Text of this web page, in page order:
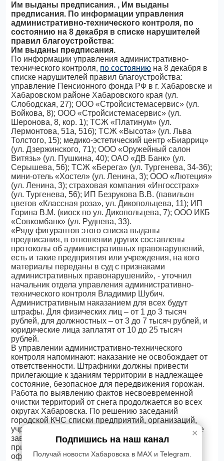
Им выданы предписания. , Им выданы
предписания. По информации управления
административно-технического контроля, по
состоянию на 8 декабря в списке нарушителей
правил благоустройства:
Им выданы предписания.
По информации управления административно-
технического контроля, по состоянию на 8 декабря в
списке нарушителей правил благоустройства:
управление Пенсионного фонда РФ в г. Хабаровске и
Хабаровском районе Хабаровского края (ул.
Слободская, 27); ООО «Стройсистемасервис» (ул.
Войкова, 8); ООО «Стройсистемасервис» (ул.
Шеронова, 8, кор. 1); ТСЖ «Платинум» (ул.
Лермонтова, 51а, 51б); ТСЖ «Высота» (ул. Льва
Толстого, 15); медико-эстетический центр «Биарриц»
(ул. Дзержинского, 71); ООО «Оружейный салон
Витязь» (ул. Пушкина, 40); ОАО «ДВ Банк» (ул.
Серышева, 56); ТСЖ «Берега» (ул. Тургенева, 34-36);
мини-отель «Хостел» (ул. Ленина, 3); ООО «Лютеция»
(ул. Ленина, 3); страховая компания «Ингосстрах»
(ул. Тургенева, 56); ИП Безрукова В.В. (павильон
цветов «Классная роза», ул. Дикопольцева, 11); ИП
Горина В.М. (киоск по ул. Дикопольцева, 7); ООО ИКБ
«Совкомбанк» (ул. Руднева, 33).
«Ряду фигурантов этого списка выданы
предписания, в отношении других составлены
протоколы об административных правонарушений,
есть и такие предприятия или учреждения, на кого
материалы переданы в суд с признаками
административных правонарушений», - уточнил
начальник отдела управления административно-
технического контроля Владимир Шубич.
Административным наказанием для всех будут
штрафы. Для физических лиц – от 1 до 3 тысяч
рублей, для должностных – от 3 до 7 тысяч рублей, и
юридические лица заплатят от 10 до 25 тысяч
рублей.
В управлении административно-технического
контроля напоминают: наказание не освобождает от
ответственности. Штрафники должны привести
прилегающие к зданиям территории в надлежащее
состояние, безопасное для передвижения горожан.
Работа по выявлению фактов несвоевременной
очистки территорий от снега продолжается во всех
округах Хабаровска. По решению заседаний
городской КЧС списки предприятий, организаций,
учреждений, а также собственников помещений, не
завершивших очистку от снега и снежного наката
прилегающих территорий, будут размещаться на
официальном сайте администрации города.
✕
Подпишись на наш канал
Получай новости Хабаровска в MAX и Telegram.